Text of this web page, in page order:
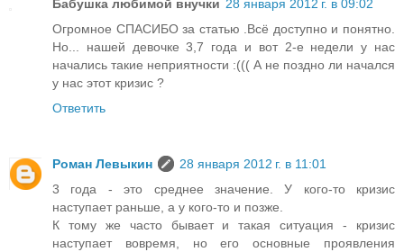
Бабушка любимой внучки 28 января 2012 г. в 09:02
Огромное СПАСИБО за статью .Всё доступно и понятно.
Но... нашей девочке 3,7 года и вот 2-е недели у нас
начались такие неприятности :((( А не поздно ли начался
у нас этот кризис ?
Ответить
Роман Левыкин
28 января 2012 г. в 11:01
3 года - это среднее значение. У кого-то кризис
наступает раньше, а у кого-то и позже.
К тому же часто бывает и такая ситуация - кризис
наступает вовремя, но его основные проявления